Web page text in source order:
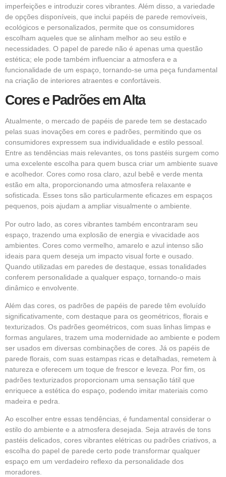
imperfeições e introduzir cores vibrantes. Além disso, a variedade
de opções disponíveis, que inclui papéis de parede removíveis,
ecológicos e personalizados, permite que os consumidores
escolham aqueles que se alinham melhor ao seu estilo e
necessidades. O papel de parede não é apenas uma questão
estética; ele pode também influenciar a atmosfera e a
funcionalidade de um espaço, tornando-se uma peça fundamental
na criação de interiores atraentes e confortáveis.
Cores e Padrões em Alta
Atualmente, o mercado de papéis de parede tem se destacado
pelas suas inovações em cores e padrões, permitindo que os
consumidores expressem sua individualidade e estilo pessoal.
Entre as tendências mais relevantes, os tons pastéis surgem como
uma excelente escolha para quem busca criar um ambiente suave
e acolhedor. Cores como rosa claro, azul bebê e verde menta
estão em alta, proporcionando uma atmosfera relaxante e
sofisticada. Esses tons são particularmente eficazes em espaços
pequenos, pois ajudam a ampliar visualmente o ambiente.
Por outro lado, as cores vibrantes também encontraram seu
espaço, trazendo uma explosão de energia e vivacidade aos
ambientes. Cores como vermelho, amarelo e azul intenso são
ideais para quem deseja um impacto visual forte e ousado.
Quando utilizadas em paredes de destaque, essas tonalidades
conferem personalidade a qualquer espaço, tornando-o mais
dinâmico e envolvente.
Além das cores, os padrões de papéis de parede têm evoluído
significativamente, com destaque para os geométricos, florais e
texturizados. Os padrões geométricos, com suas linhas limpas e
formas angulares, trazem uma modernidade ao ambiente e podem
ser usados em diversas combinações de cores. Já os papéis de
parede florais, com suas estampas ricas e detalhadas, remetem à
natureza e oferecem um toque de frescor e leveza. Por fim, os
padrões texturizados proporcionam uma sensação tátil que
enriquece a estética do espaço, podendo imitar materiais como
madeira e pedra.
Ao escolher entre essas tendências, é fundamental considerar o
estilo do ambiente e a atmosfera desejada. Seja através de tons
pastéis delicados, cores vibrantes elétricas ou padrões criativos, a
escolha do papel de parede certo pode transformar qualquer
espaço em um verdadeiro reflexo da personalidade dos
moradores.